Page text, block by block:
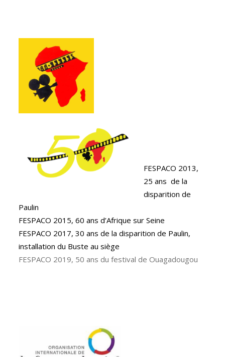
FESPACO 2013,
25 ans de la
disparition de
Paulin
FESPACO 2015, 60 ans d’Afrique sur Seine
FESPACO 2017, 30 ans de la disparition de Paulin,
installation du Buste au siège
FESPACO 2019, 50 ans du festival de Ouagadougou